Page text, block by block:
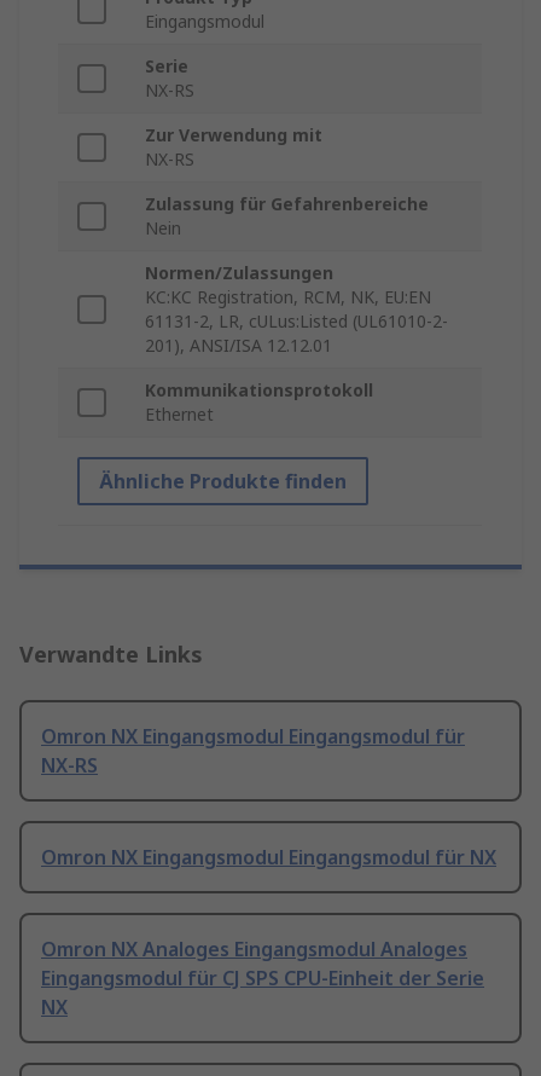
Eingangsmodul
Serie
NX-RS
Zur Verwendung mit
NX-RS
Zulassung für Gefahrenbereiche
Nein
Normen/Zulassungen
KC:KC Registration, RCM, NK, EU:EN
61131-2, LR, cULus:Listed (UL61010-2-
201), ANSI/ISA 12.12.01
Kommunikationsprotokoll
Ethernet
Ähnliche Produkte finden
Verwandte Links
Omron NX Eingangsmodul Eingangsmodul für
NX-RS
Omron NX Eingangsmodul Eingangsmodul für NX
Omron NX Analoges Eingangsmodul Analoges
Eingangsmodul für CJ SPS CPU-Einheit der Serie
NX